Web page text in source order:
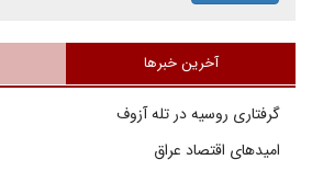
آخرین خبرها
گرفتاری روسیه در تله آزوف
امیدهای اقتصاد عراق